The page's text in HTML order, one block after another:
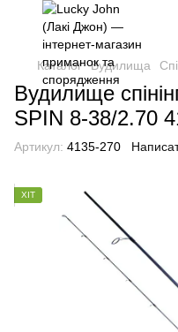
Каталог Вудилища
Вудилище
SPIN 8-38/2.70
Артикул: 4135-270
ХІТ